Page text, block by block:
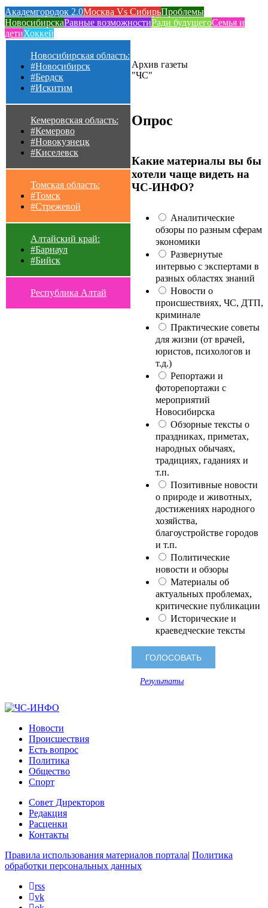
Академгородок 2.0Москва Vs СибирьПроблемы
НовосибирскаРавные возможностиРади будущегоСемья и
детиХоккей
Новосибирская область:
#Новосибирск
#Бердск
#Искитим
Кемеровская область:
#Кемерово
#Новокузнецк
#Киселевск
Томская область:
#Томск
#Стрежевой
Алтайский край:
#Барнаул
#Бийск
Республика Алтай
Архив газеты
"ЧС"
Опрос
Какие материалы вы бы
хотели чаще видеть на
ЧС-ИНФО?
Аналитические
обзоры по разным сферам
экономики
Развернутые
интервью с экспертами в
разных областях знаний
Новости о
происшествиях, ЧС, ДТП,
криминале
Практические советы
для жизни (от врачей,
юристов, психологов и
т.д.)
Репортажи и
фоторепортажи с
мероприятий
Новосибирска
Обзорные тексты о
праздниках, приметах,
народных обычаях,
традициях, гаданиях и
т.п.
Позитивные новости
о природе и животных,
достижениях народного
хозяйства,
благоустройстве городов
и т.п.
Политические
новости и обзоры
Материалы об
актуальных проблемах,
критические публикации
Исторические и
краеведческие тексты
Результаты
Новости
Происшествия
Есть вопрос
Политика
Общество
Спорт
Совет Директоров
Редакция
Расценки
Контакты
Правила использования материалов портала| Политика
обработки персональных данных
rss
vk